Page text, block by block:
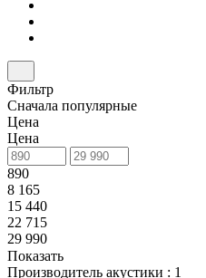
Фильтр
Сначала популярные
Цена
Цена
890
8 165
15 440
22 715
29 990
Показать
Производитель акустики : 1